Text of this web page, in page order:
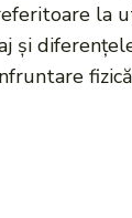
la
și